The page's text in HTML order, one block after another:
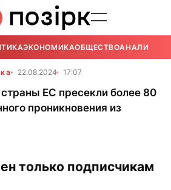
ЭКОНОМИКАОБЩЕСТВОАНАЛИТИКА
22.08.2024 17:07
ЕС пресекли более 80
проникновения из
только подписчикам